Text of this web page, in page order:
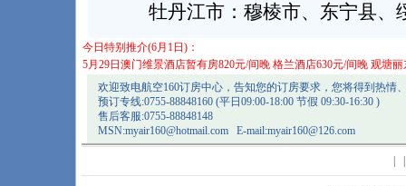
牡丹江市：穆棱市、东宁县、
今日特别推介(6月1日)：
5月29日澳门维景酒店暂有房820元/间晚 格兰酒店630元/间晚 观塘丽
欢迎致电航空160订房中心，告知您的订房要求，您将得到热情
预订专线:0755-88848160 (平日09:00-18:00 节假 09:30-16:30 )
售后客服:0755-88848148
MSN:myair160@hotmail.com E-mail:myair160@126.com